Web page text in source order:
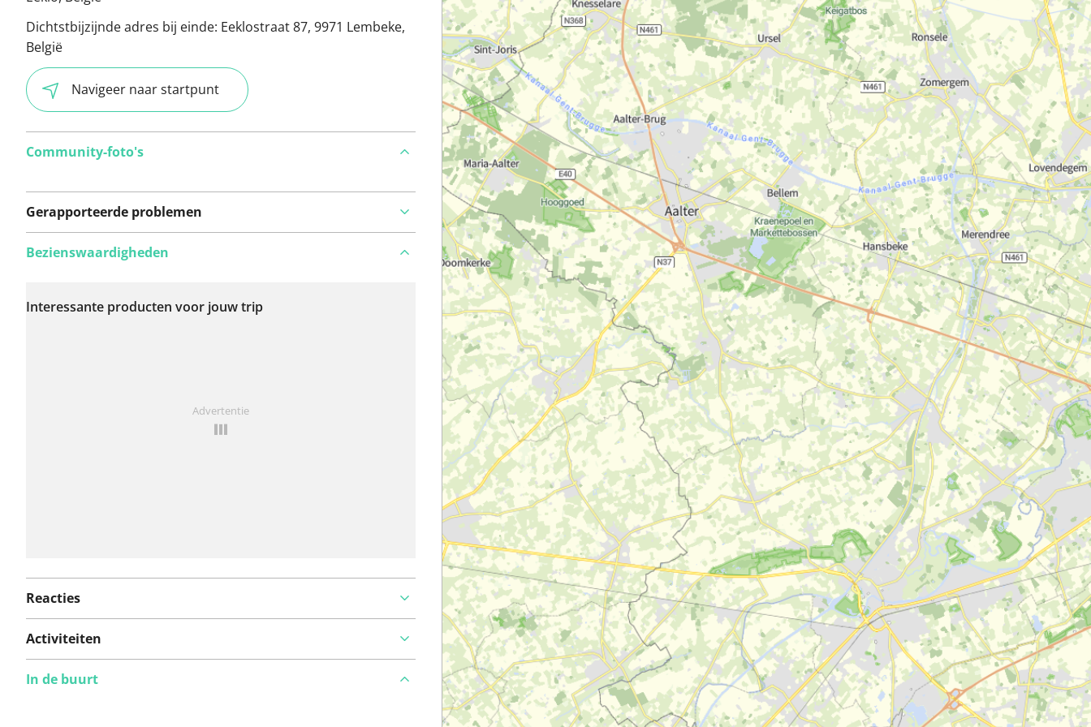
Dichtstbijzijnde adres bij einde: Eeklostraat 87, 9971 Lembeke,
België
Navigeer naar startpunt
Community-foto's
Gerapporteerde problemen
problemen op deze
Bezienswaardigheden
Interessante producten voor jouw trip
Advertentie
Reacties
Activiteiten
In de buurt